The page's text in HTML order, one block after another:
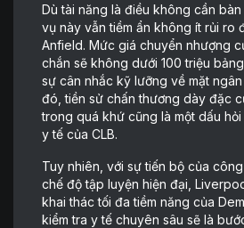
Dù tài năng là điều không cần
vụ này vẫn tiềm ẩn không ít rủi ro
Anfield. Mức giá chuyển nhượng
chắn sẽ không dưới 100 triệu
sự cân nhắc kỹ lưỡng về mặt
đó, tiền sử chấn thương dày đặc
trong quá khứ cũng là một dấu
y tế của CLB.
Tuy nhiên, với sự tiến bộ của
chế độ tập luyện hiện đại,
khai thác tối đa tiềm năng của
kiểm tra y tế chuyên sâu sẽ là